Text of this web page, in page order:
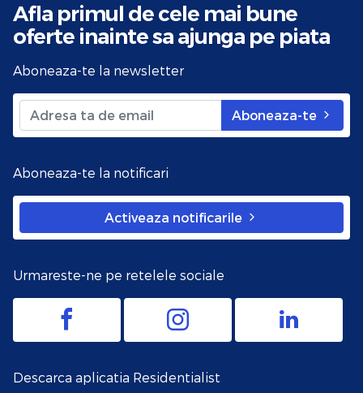
Afla primul de cele mai bune
oferte inainte sa ajunga pe piata
Aboneaza-te la newsletter
Aboneaza-te
Aboneaza-te la notificari
Activeaza notificarile
Urmareste-ne pe retelele sociale
Descarca aplicatia Residentialist